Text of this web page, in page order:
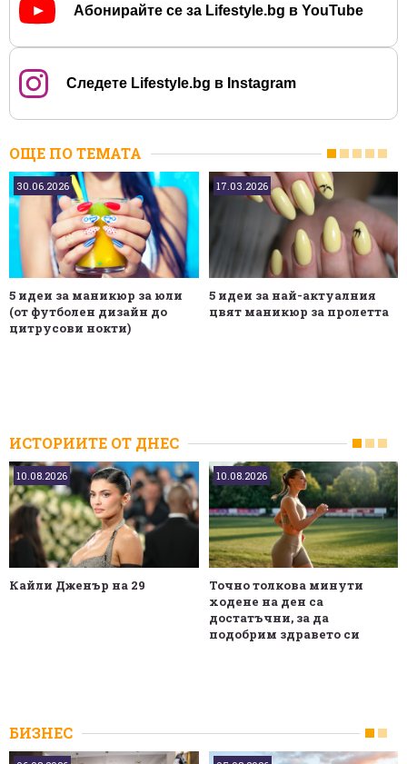
Абонирайте се за Lifestyle.bg в YouTube
Следете Lifestyle.bg в Instagram
ОЩЕ ПО ТЕМАТА
30.06.2026
5 идеи за маникюр за юли
(от футболен дизайн до
цитрусови нокти)
17.03.2026
5 идеи за най-актуалния
цвят маникюр за пролетта
ИСТОРИИТЕ ОТ ДНЕС
10.08.2026
Кайли Дженър на 29
10.08.2026
Точно толкова минути
ходене на ден са
достатъчни, за да
подобрим здравето си
БИЗНЕС